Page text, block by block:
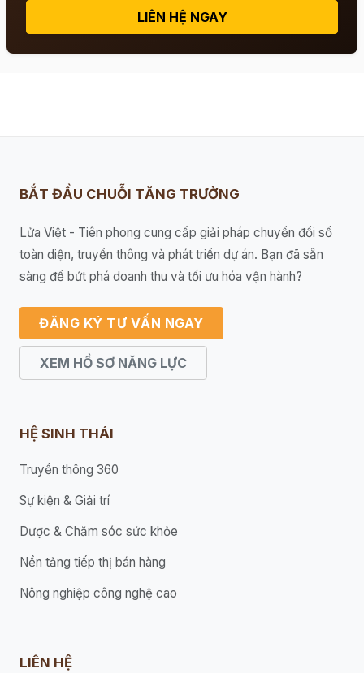
LIÊN HỆ NGAY
BẮT ĐẦU CHUỖI TĂNG TRƯỞNG
Lửa Việt - Tiên phong cung cấp giải pháp chuyển đổi số
toàn diện, truyền thông và phát triển dự án. Bạn đã sẵn
sàng để bứt phá doanh thu và tối ưu hóa vận hành?
ĐĂNG KÝ TƯ VẤN NGAY
XEM HỒ SƠ NĂNG LỰC
HỆ SINH THÁI
Truyền thông 360
Sự kiện & Giải trí
Dược & Chăm sóc sức khỏe
Nền tảng tiếp thị bán hàng
Nông nghiệp công nghệ cao
LIÊN HỆ